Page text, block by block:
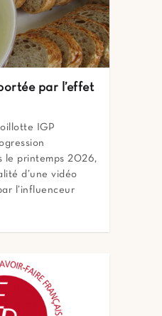
par l’effet
IGP
le printemps 2026,
d’une vidéo
l’influenceur